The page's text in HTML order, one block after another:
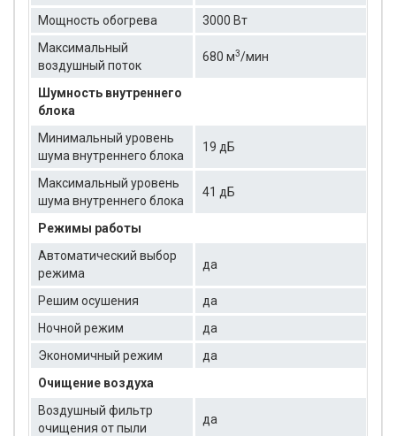
Мощность обогрева
3000 Вт
Максимальный
воздушный поток
680 м3/мин
Шумность внутреннего
блока
Минимальный уровень
шума внутреннего блока
19 дБ
Максимальный уровень
шума внутреннего блока
41 дБ
Режимы работы
Автоматический выбор
режима
да
Решим осушения
да
Ночной режим
да
Экономичный режим
да
Очищение воздуха
Воздушный фильтр
очищения от пыли
да